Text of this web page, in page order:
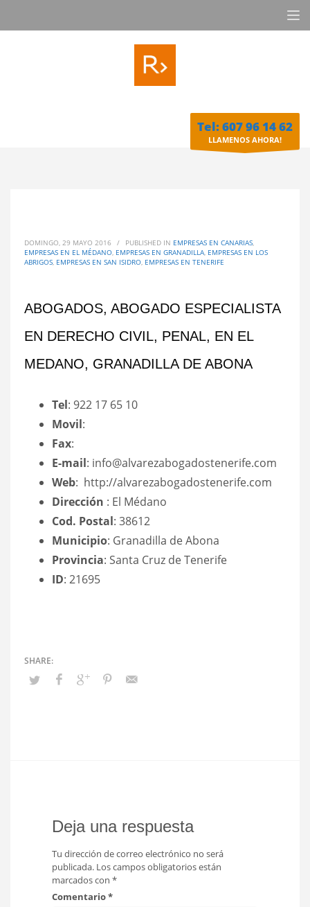
Tel: 607 96 14 62
LLAMENOS AHORA!
DOMINGO, 29 MAYO 2016 / PUBLISHED IN EMPRESAS EN CANARIAS,
EMPRESAS EN EL MÉDANO, EMPRESAS EN GRANADILLA, EMPRESAS EN LOS
ABRIGOS, EMPRESAS EN SAN ISIDRO, EMPRESAS EN TENERIFE
ABOGADOS, ABOGADO ESPECIALISTA
EN DERECHO CIVIL, PENAL, EN EL
MEDANO, GRANADILLA DE ABONA
Tel: 922 17 65 10
Movil:
Fax:
E-mail: info@alvarezabogadostenerife.com
Web: http://alvarezabogadostenerife.com
Dirección : El Médano
Cod. Postal: 38612
Municipio: Granadilla de Abona
Provincia: Santa Cruz de Tenerife
ID: 21695
Deja una respuesta
Tu dirección de correo electrónico no será
publicada. Los campos obligatorios están
marcados con *
Comentario*